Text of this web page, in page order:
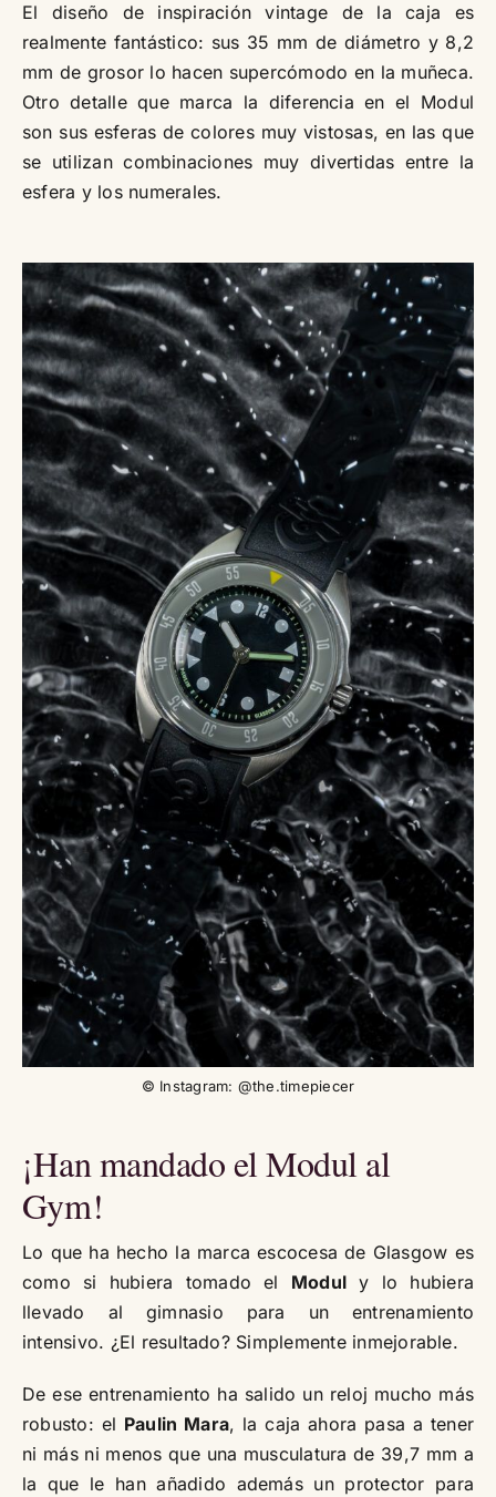
El diseño de inspiración vintage de la caja es
realmente fantástico: sus 35 mm de diámetro y 8,2
mm de grosor lo hacen supercómodo en la muñeca.
Otro detalle que marca la diferencia en el Modul
son sus esferas de colores muy vistosas, en las que
se utilizan combinaciones muy divertidas entre la
esfera y los numerales.
© Instagram: @the.timepiecer
¡Han mandado el Modul al
Gym!
Lo que ha hecho la marca escocesa de Glasgow es
como si hubiera tomado el Modul y lo hubiera
llevado al gimnasio para un entrenamiento
intensivo. ¿El resultado? Simplemente inmejorable.
De ese entrenamiento ha salido un reloj mucho más
robusto: el Paulin Mara, la caja ahora pasa a tener
ni más ni menos que una musculatura de 39,7 mm a
la que le han añadido además un protector para